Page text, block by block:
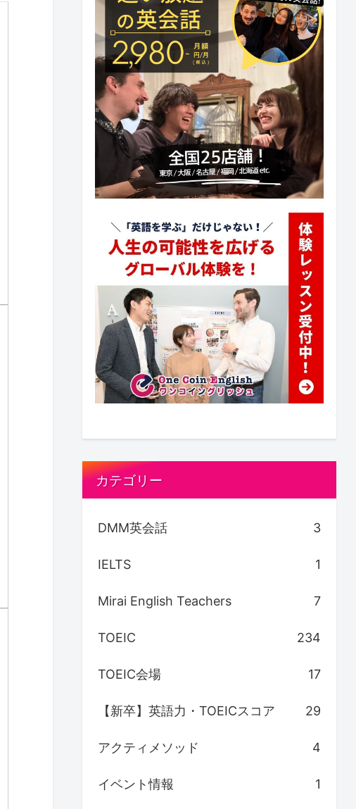
カテゴリー
DMM英会話 3
IELTS 1
Mirai English Teachers 7
TOEIC 234
TOEIC会場 17
【新卒】英語力・TOEICスコア 29
アクティメソッド 4
イベント情報 1